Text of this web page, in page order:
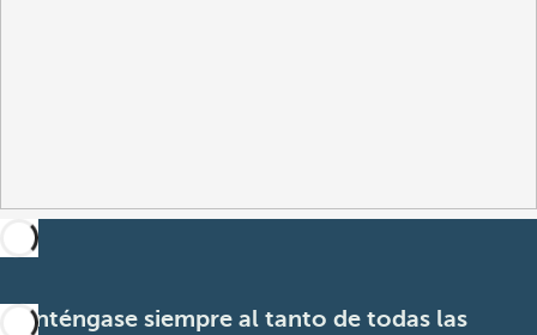
Manténgase siempre al tanto de todas las